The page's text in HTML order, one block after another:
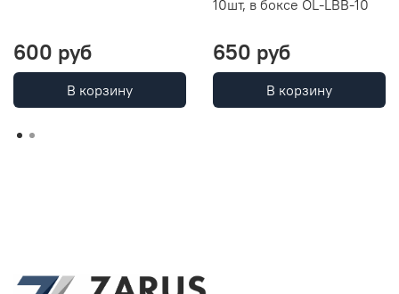
600 руб
В корзину
10шт, в боксе OL-LBB-10
650 руб
В корзину